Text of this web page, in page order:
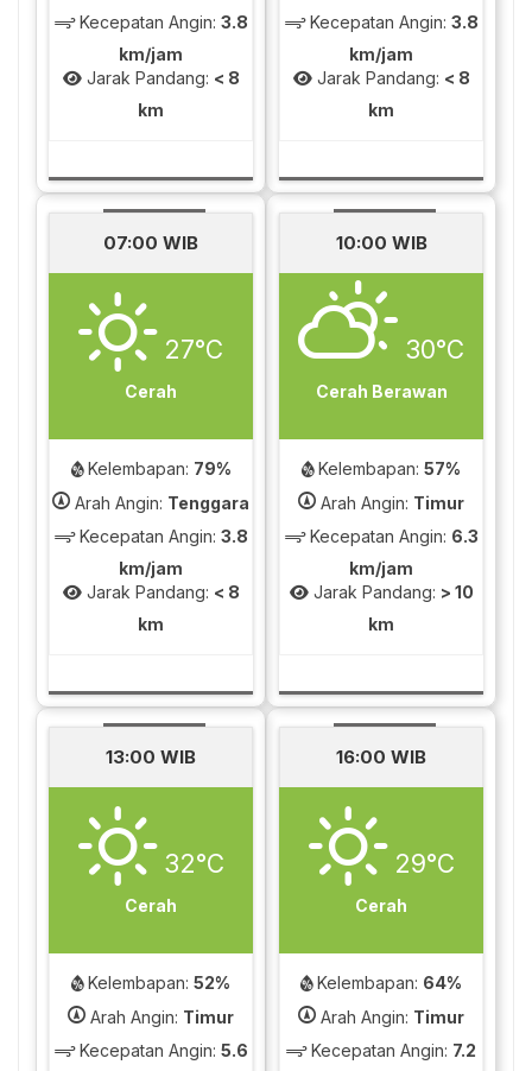
Kecepatan Angin: 3.8
km/jam
Jarak Pandang: < 8
km
Kecepatan Angin: 3.8
km/jam
Jarak Pandang: < 8
km
07:00 WIB
27°C
Cerah
Kelembapan: 79%
Arah Angin: Tenggara
Kecepatan Angin: 3.8
km/jam
Jarak Pandang: < 8
km
10:00 WIB
30°C
Cerah Berawan
Kelembapan: 57%
Arah Angin: Timur
Kecepatan Angin: 6.3
km/jam
Jarak Pandang: > 10
km
13:00 WIB
32°C
Cerah
Kelembapan: 52%
Arah Angin: Timur
Kecepatan Angin: 5.6
16:00 WIB
29°C
Cerah
Kelembapan: 64%
Arah Angin: Timur
Kecepatan Angin: 7.2